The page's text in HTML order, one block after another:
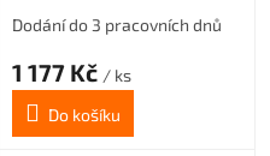
Dodání do 3 pracovních dnů
1 177 Kč / ks
Do košíku